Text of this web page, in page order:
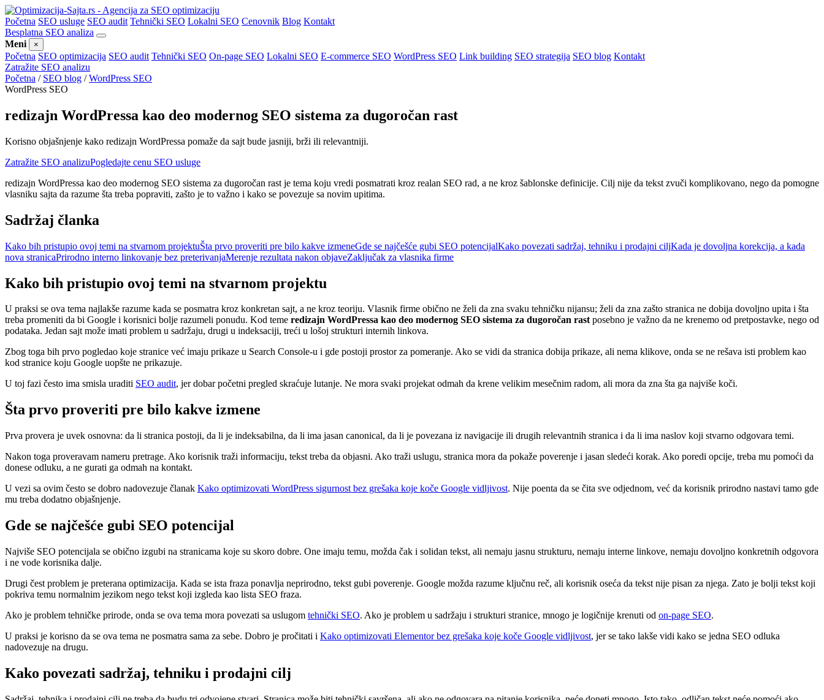
Početna SEO usluge SEO audit Tehnički SEO Lokalni SEO Cenovnik Blog Kontakt
Besplatna SEO analiza
Meni
×
Početna SEO optimizacija SEO audit Tehnički SEO On-page SEO Lokalni SEO E-commerce SEO WordPress SEO Link building SEO strategija SEO blog Kontakt
Zatražite SEO analizu
Početna / SEO blog /WordPress SEO
WordPress SEO
redizajn WordPressa kao deo modernog SEO sistema za dugoročan rast
Korisno objašnjenje kako redizajn WordPressa pomaže da sajt bude jasniji, brži ili relevantniji.
Zatražite SEO analizuPogledajte cenu SEO usluge
redizajn WordPressa kao deo modernog SEO sistema za dugoročan rast je tema koju vredi posmatrati kroz realan SEO rad, a ne kroz šablonske definicije. Cilj nije da tekst zvuči komplikovano, nego da pomogne
vlasniku sajta da razume šta treba popraviti, zašto je to važno i kako se povezuje sa novim upitima.
Sadržaj članka
Kako bih pristupio ovoj temi na stvarnom projektuŠta prvo proveriti pre bilo kakve izmeneGde se najčešće gubi SEO potencijalKako povezati sadržaj, tehniku i prodajni ciljKada je dovoljna korekcija, a kada
nova stranicaPrirodno interno linkovanje bez preterivanjaMerenje rezultata nakon objaveZaključak za vlasnika firme
Kako bih pristupio ovoj temi na stvarnom projektu
U praksi se ova tema najlakše razume kada se posmatra kroz konkretan sajt, a ne kroz teoriju. Vlasnik firme obično ne želi da zna svaku tehničku nijansu; želi da zna zašto stranica ne dobija dovoljno upita i šta
treba promeniti da bi Google i korisnici bolje razumeli ponudu. Kod teme redizajn WordPressa kao deo modernog SEO sistema za dugoročan rastposebno je važno da ne krenemo od pretpostavke, nego od
podataka. Jedan sajt može imati problem u sadržaju, drugi u indeksaciji, treći u lošoj strukturi internih linkova.
Zbog toga bih prvo pogledao koje stranice već imaju prikaze u Search Console-u i gde postoji prostor za pomeranje. Ako se vidi da stranica dobija prikaze, ali nema klikove, onda se ne rešava isti problem kao
kod stranice koju Google uopšte ne prikazuje.
U toj fazi često ima smisla uraditi SEO audit, jer dobar početni pregled skraćuje lutanje. Ne mora svaki projekat odmah da krene velikim mesečnim radom, ali mora da zna šta ga najviše koči.
Šta prvo proveriti pre bilo kakve izmene
Prva provera je uvek osnovna: da li stranica postoji, da li je indeksabilna, da li ima jasan canonical, da li je povezana iz navigacije ili drugih relevantnih stranica i da li ima naslov koji stvarno odgovara temi.
Nakon toga proveravam nameru pretrage. Ako korisnik traži informaciju, tekst treba da objasni. Ako traži uslugu, stranica mora da pokaže poverenje i jasan sledeći korak. Ako poredi opcije, treba mu pomoći da
donese odluku, a ne gurati ga odmah na kontakt.
U vezi sa ovim često se dobro nadovezuje članak Kako optimizovati WordPress sigurnost bez grešaka koje koče Google vidljivost. Nije poenta da se čita sve odjednom, već da korisnik prirodno nastavi tamo gde
mu treba dodatno objašnjenje.
Gde se najčešće gubi SEO potencijal
Najviše SEO potencijala se obično izgubi na stranicama koje su skoro dobre. One imaju temu, možda čak i solidan tekst, ali nemaju jasnu strukturu, nemaju interne linkove, nemaju dovoljno konkretnih odgovora
i ne vode korisnika dalje.
Drugi čest problem je preterana optimizacija. Kada se ista fraza ponavlja neprirodno, tekst gubi poverenje. Google možda razume ključnu reč, ali korisnik oseća da tekst nije pisan za njega. Zato je bolji tekst koji
pokriva temu normalnim jezikom nego tekst koji izgleda kao lista SEO fraza.
Ako je problem tehničke prirode, onda se ova tema mora povezati sa uslugom tehnički SEO. Ako je problem u sadržaju i strukturi stranice, mnogo je logičnije krenuti od on-page SEO.
U praksi je korisno da se ova tema ne posmatra sama za sebe. Dobro je pročitati i Kako optimizovati Elementor bez grešaka koje koče Google vidljivost, jer se tako lakše vidi kako se jedna SEO odluka
nadovezuje na drugu.
Kako povezati sadržaj, tehniku i prodajni cilj